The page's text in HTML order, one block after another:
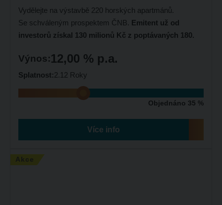
Vydělejte na výstavbě 220 horských apartmánů.
Se schváleným prospektem ČNB. Emitent už od
investorů získal 130 milionů Kč z poptávaných 180.
Výnos:12,00 % p.a.
Splatnost:2.12 Roky
Objednáno 35 %
Více info